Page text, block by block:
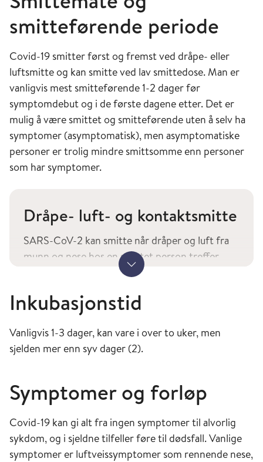
smitteførende periode
Covid-19 smitter først og fremst ved dråpe- eller
luftsmitte og kan smitte ved lav smittedose. Man er
vanligvis mest smitteførende 1-2 dager før
symptomdebut og i de første dagene etter. Det er
mulig å være smittet og smitteførende uten å selv ha
symptomer (asymptomatisk), men asymptomatiske
personer er trolig mindre smittsomme enn personer
som har symptomer.
Dråpe- luft- og kontaktsmitte
SARS-CoV-2 kan smitte når dråper og luft fra
munn og nese hos en smittet person treffer
munn, nese eller øyne hos en mottakelig person.
skarpt skille mellom dråpe- og luftsmitte (1).
Graden av dråpedannelse er både individ- og
aktivitetsavhengig. Nysing, hosting, roping,
tillegg finnes det individer som av ukjente
grunner produserer mer dråper enn andre (10-
kan også variere gjennom infeksjonsforløpet og
mellom personer.
Vis mer
Inkubasjonstid
Vanligvis 1-3 dager, kan vare i over to uker, men
sjelden mer enn syv dager (2).
Symptomer og forløp
Covid-19 kan gi alt fra ingen symptomer til alvorlig
sykdom, og i sjeldne tilfeller føre til dødsfall. Vanlige
symptomer er luftveissymptomer som rennende nese,